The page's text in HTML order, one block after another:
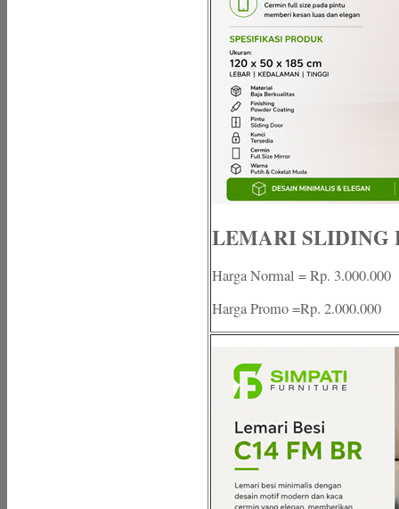
LEMARI SLIDING
Harga Normal = Rp. 3.000.000
Harga Promo =Rp. 2.000.000